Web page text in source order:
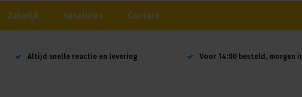
Zakelijk Vacatures Contact
Altijd snelle reactie en levering Voor 14:00 besteld, morgen